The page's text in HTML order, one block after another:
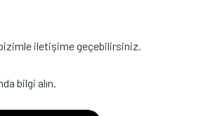
iletişime geçebilirsiniz.
bilgi alın.